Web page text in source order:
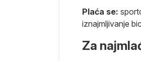
Plaća se:
iznajmljivanje
Za